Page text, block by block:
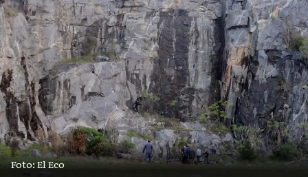
Foto: El Eco